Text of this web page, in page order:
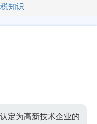
知识
定为高新技术企业的